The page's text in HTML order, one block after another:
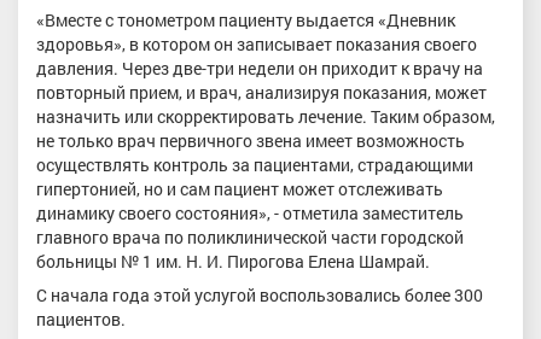
«Вместе с тонометром пациенту выдается «Дневник
здоровья», в котором он записывает показания своего
давления. Через две-три недели он приходит к врачу на
повторный прием, и врач, анализируя показания, может
назначить или скорректировать лечение. Таким образом,
не только врач первичного звена имеет возможность
осуществлять контроль за пациентами, страдающими
гипертонией, но и сам пациент может отслеживать
динамику своего состояния», - отметила заместитель
главного врача по поликлинической части городской
больницы № 1 им. Н. И. Пирогова Елена Шамрай.
С начала года этой услугой воспользовались более 300
пациентов.